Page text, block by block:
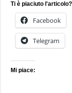
Ti è piaciuto
Facebook
Telegram
Mi piace: